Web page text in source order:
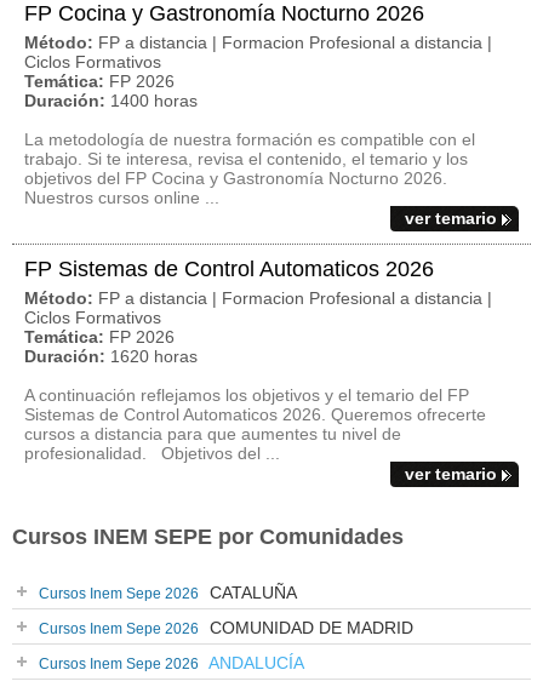
FP Cocina y Gastronomía Nocturno 2026
Método: FP a distancia | Formacion Profesional a distancia |
Ciclos Formativos
Temática: FP 2026
Duración: 1400 horas
La metodología de nuestra formación es compatible con el
trabajo. Si te interesa, revisa el contenido, el temario y los
objetivos del FP Cocina y Gastronomía Nocturno 2026.
Nuestros cursos online ...
ver temario
FP Sistemas de Control Automaticos 2026
Método: FP a distancia | Formacion Profesional a distancia |
Ciclos Formativos
Temática: FP 2026
Duración: 1620 horas
A continuación reflejamos los objetivos y el temario del FP
Sistemas de Control Automaticos 2026. Queremos ofrecerte
cursos a distancia para que aumentes tu nivel de
profesionalidad. Objetivos del ...
ver temario
Cursos INEM SEPE por Comunidades
Cursos Inem Sepe 2026 CATALUÑA
Cursos Inem Sepe 2026 COMUNIDAD DE MADRID
Cursos Inem Sepe 2026 ANDALUCÍA